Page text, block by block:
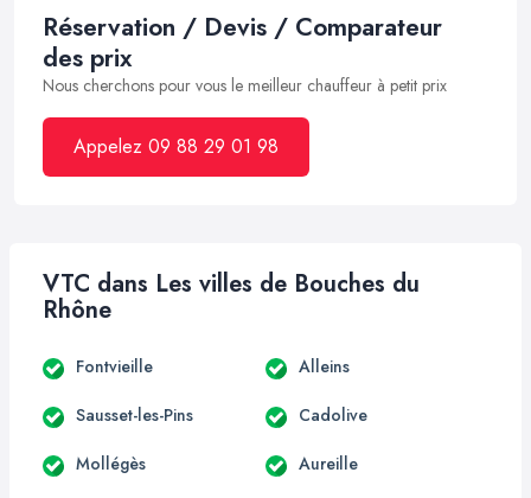
Réservation / Devis / Comparateur
des prix
Nous cherchons pour vous le meilleur chauffeur à petit prix
Appelez 09 88 29 01 98
VTC dans Les villes de Bouches du
Rhône
Fontvieille Alleins
Sausset-les-Pins Cadolive
Mollégès Aureille